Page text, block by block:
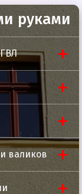
руками
валиков